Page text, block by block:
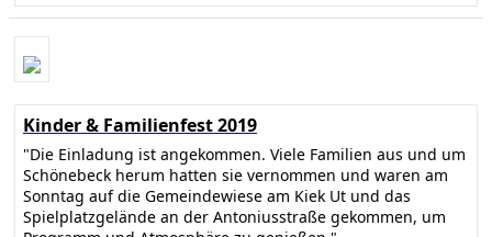
Kinder & Familienfest 2019
"Die Einladung ist angekommen. Viele Familien aus und um
Schönebeck herum hatten sie vernommen und waren am
Sonntag auf die Gemeindewiese am Kiek Ut und das
Spielplatzgelände an der Antoniusstraße gekommen, um